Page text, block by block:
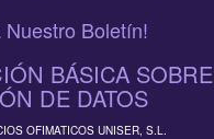
Nuestro Boletín!
BÁSICA SOBRE
DE DATOS
OFIMATICOS UNISER, S.L.